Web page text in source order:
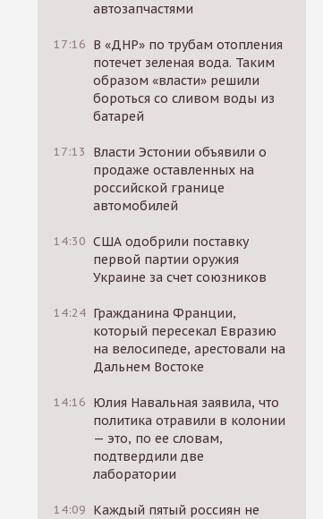
автозапчастями
17:16 В «ДНР» по трубам отопления
потечет зеленая вода. Таким
образом «власти» решили
бороться со сливом воды из
батарей
17:13
Власти Эстонии объявили о
продаже оставленных на
российской границе
автомобилей
14:30 США одобрили поставку
первой партии оружия
Украине за счет союзников
14:24 Гражданина Франции,
который пересекал Евразию
на велосипеде, арестовали на
Дальнем Востоке
14:16 Юлия Навальная заявила, что
политика отравили в колонии
— это, по ее словам,
подтвердили две
лаборатории
14:09 Каждый пятый россиян не